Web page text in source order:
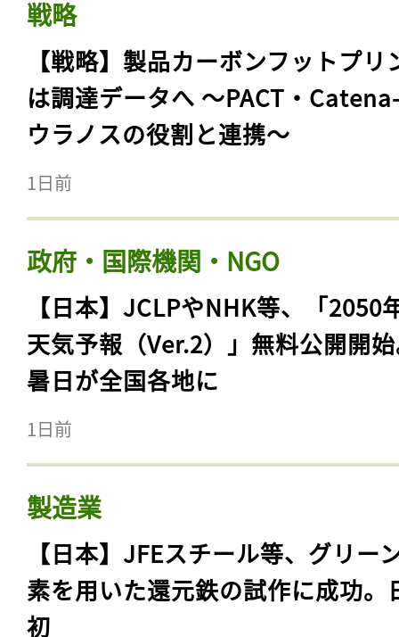
戦略
【戦略】製品カーボンフットプリ
は調達データへ 〜PACT・
ウラノスの役割と連携〜
1日前
政府・国際機関・NGO
【日本】JCLPやNHK等、「2050
天気予報（Ver.2）」無料公開開
暑日が全国各地に
1日前
製造業
【日本】JFEスチール等、グリー
素を用いた還元鉄の試作に成功。
初